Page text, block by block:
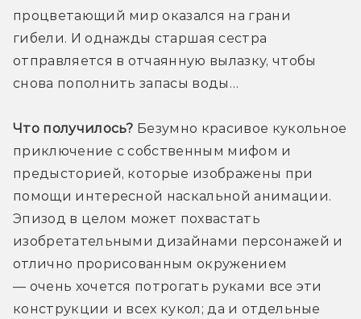
процветающий мир оказался на грани
гибели. И однажды старшая сестра
отправляется в отчаянную вылазку, чтобы
снова пополнить запасы воды…
Что получилось? Безумно красивое кукольное
приключение с собственным мифом и
предысторией, которые изображены при
помощи интересной наскальной анимации.
Эпизод в целом может похвастать
изобретательными дизайнами персонажей и
отлично прорисованным окружением
— очень хочется потрогать руками все эти
конструкции и всех кукол; да и отдельные